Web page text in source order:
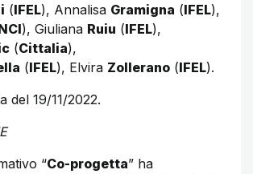
(IFEL), Annalisa Gramigna (IFEL),
), Giuliana Ruiu (IFEL),
(Cittalia),
(IFEL), Elvira Zollerano (IFEL).
del 19/11/2022.
“Co-progetta” ha